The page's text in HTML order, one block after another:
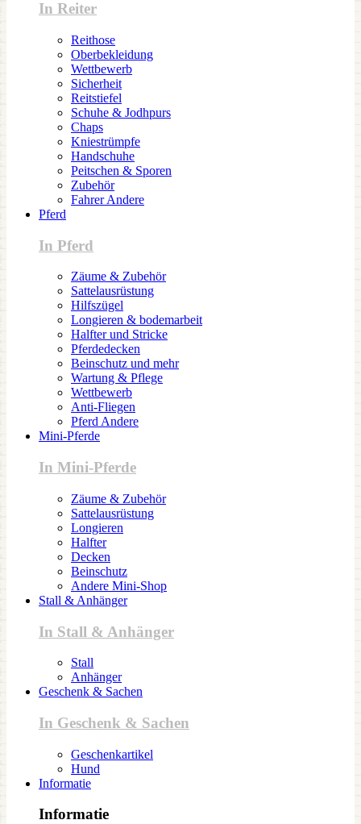
In Reiter
Reithose
Oberbekleidung
Wettbewerb
Sicherheit
Reitstiefel
Schuhe & Jodhpurs
Chaps
Kniestrümpfe
Handschuhe
Peitschen & Sporen
Zubehör
Fahrer Andere
Pferd
In Pferd
Zäume & Zubehör
Sattelausrüstung
Hilfszügel
Longieren & bodemarbeit
Halfter und Stricke
Pferdedecken
Beinschutz und mehr
Wartung & Pflege
Wettbewerb
Anti-Fliegen
Pferd Andere
Mini-Pferde
In Mini-Pferde
Zäume & Zubehör
Sattelausrüstung
Longieren
Halfter
Decken
Beinschutz
Andere Mini-Shop
Stall & Anhänger
In Stall & Anhänger
Stall
Anhänger
Geschenk & Sachen
In Geschenk & Sachen
Geschenkartikel
Hund
Informatie
Informatie